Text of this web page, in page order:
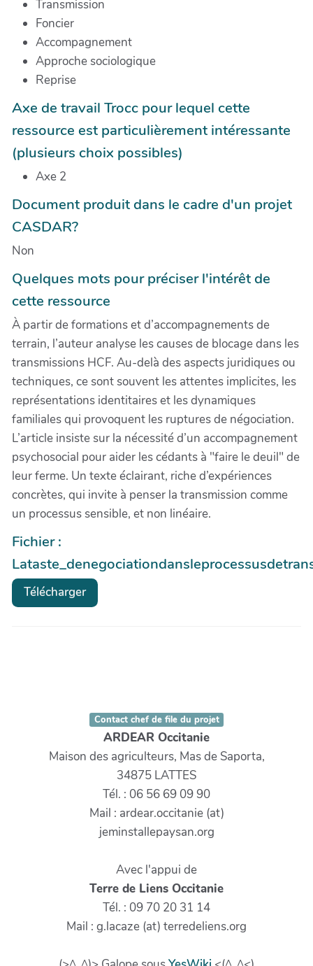
Transmission
Foncier
Accompagnement
Approche sociologique
Reprise
Axe de travail Trocc pour lequel cette
ressource est particulièrement intéressante
(plusieurs choix possibles)
Axe 2
Document produit dans le cadre d'un projet
CASDAR?
Non
Quelques mots pour préciser l'intérêt de
cette ressource
À partir de formations et d’accompagnements de
terrain, l’auteur analyse les causes de blocage dans les
transmissions HCF. Au-delà des aspects juridiques ou
techniques, ce sont souvent les attentes implicites, les
représentations identitaires et les dynamiques
familiales qui provoquent les ruptures de négociation.
L’article insiste sur la nécessité d’un accompagnement
psychosocial pour aider les cédants à "faire le deuil" de
leur ferme. Un texte éclairant, riche d’expériences
concrètes, qui invite à penser la transmission comme
un processus sensible, et non linéaire.
Fichier :
Télécharger
Contact chef de file du projet
ARDEAR Occitanie
Maison des agriculteurs, Mas de Saporta,
34875 LATTES
Tél. : 06 56 69 09 90
Mail : ardear.occitanie (at)
jeminstallepaysan.org
Avec l'appui de
Terre de Liens Occitanie
Tél. : 09 70 20 31 14
Mail : g.lacaze (at) terredeliens.org